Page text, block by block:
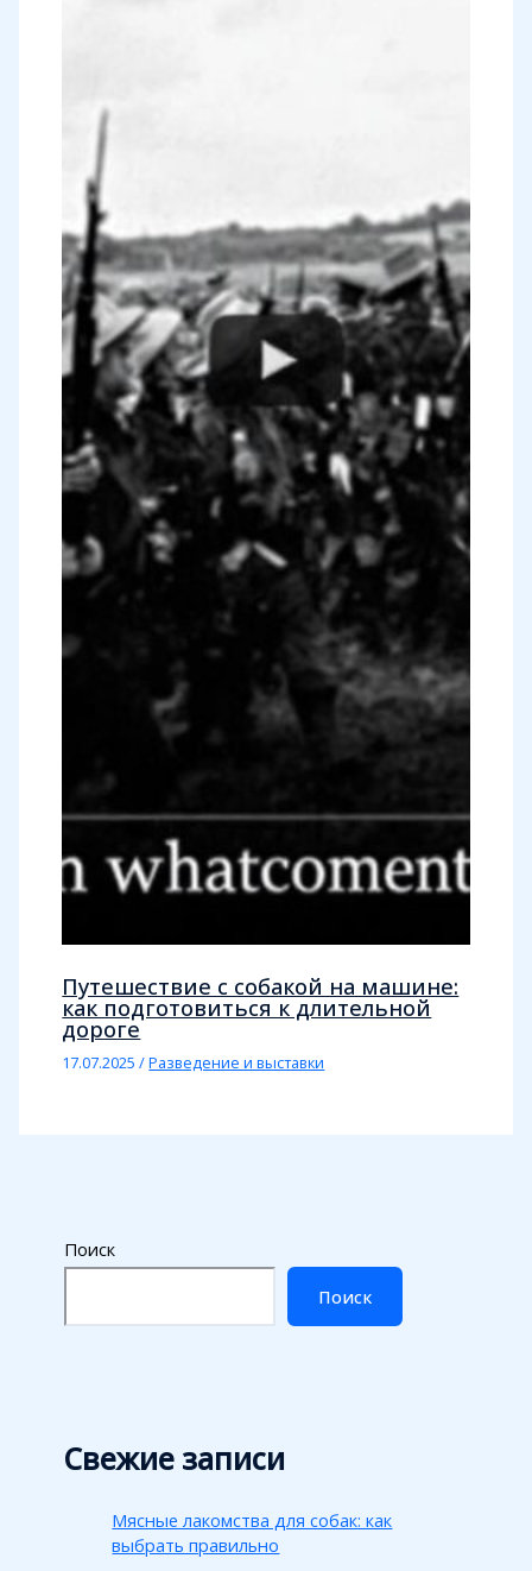
Путешествие с собакой на машине:
как подготовиться к длительной
дороге
17.07.2025/Разведение и выставки
Поиск
Поиск
Свежие записи
Мясные лакомства для собак: как
выбрать правильно